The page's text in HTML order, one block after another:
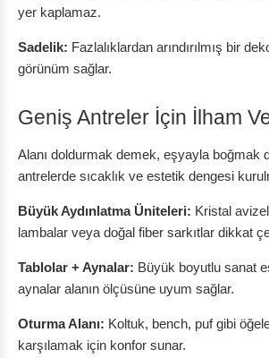
yer kaplamaz.
Sadelik: Fazlalıklardan arındırılmış bir
görünüm sağlar.
Geniş Antreler İçin İlham
Alanı doldurmak demek, eşyayla boğmak
antrelerde sıcaklık ve estetik dengesi
Büyük Aydınlatma Üniteleri: Kristal
lambalar veya doğal fiber sarkıtlar dikkat
Tablolar + Aynalar: Büyük boyutlu sanat
aynalar alanın ölçüsüne uyum sağlar.
Oturma Alanı: Koltuk, bench, puf gibi
karşılamak için konfor sunar.